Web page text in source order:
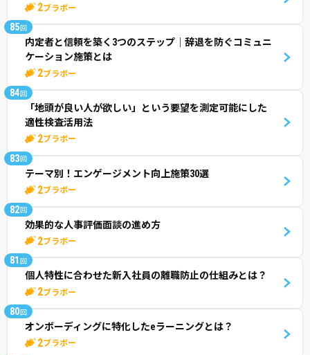
2ブラボー
85回
内定者と信頼を築く3つのステップ｜辞退を防ぐコミュニ
ケーション施策とは
2ブラボー
84回
「地頭が良い人が欲しい」という要望を測定可能にした
適性検査活用法
2ブラボー
83回
テーマ別！エンゲージメント向上施策30選
2ブラボー
82回
効果的な人事評価面談の進め方
2ブラボー
81 回
個人特性に合わせた新入社員の離職防止の仕組みとは？
2ブラボー
80回
オンボーディングに特化したeラーニングとは？
2ブラボー